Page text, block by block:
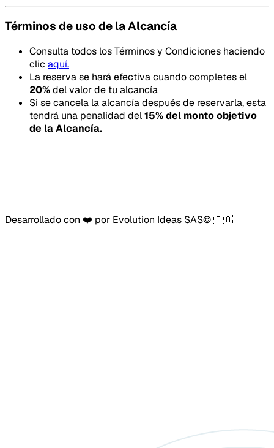
Términos de uso de la Alcancía
Consulta todos los Términos y Condiciones haciendo
clic aquí.
La reserva se hará efectiva cuando completes el
20%del valor de tu alcancía
Si se cancela la alcancía después de reservarla, esta
tendrá una penalidad del15% del monto objetivo
de la Alcancía.
Desarrollado con ❤️ por Evolution Ideas SAS© 🇨🇴